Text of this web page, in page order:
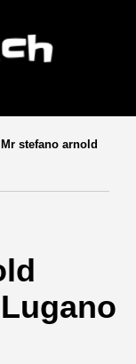
Mr stefano arnold